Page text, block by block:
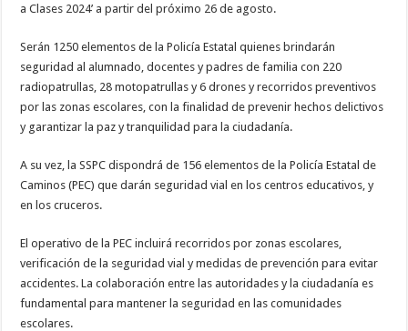
a Clases 2024’ a partir del próximo 26 de agosto.
Serán 1250 elementos de la Policía Estatal quienes brindarán
seguridad al alumnado, docentes y padres de familia con 220
radiopatrullas, 28 motopatrullas y 6 drones y recorridos preventivos
por las zonas escolares, con la finalidad de prevenir hechos delictivos
y garantizar la paz y tranquilidad para la ciudadanía.
A su vez, la SSPC dispondrá de 156 elementos de la Policía Estatal de
Caminos (PEC) que darán seguridad vial en los centros educativos, y
en los cruceros.
El operativo de la PEC incluirá recorridos por zonas escolares,
verificación de la seguridad vial y medidas de prevención para evitar
accidentes. La colaboración entre las autoridades y la ciudadanía es
fundamental para mantener la seguridad en las comunidades
escolares.